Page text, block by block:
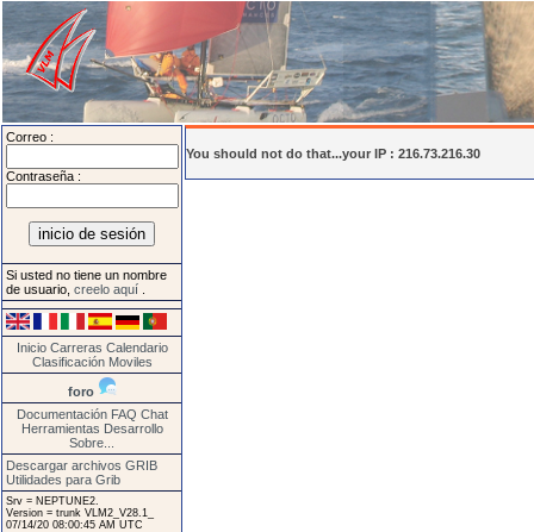
Correo :
Contraseña :
Si usted no tiene un nombre
de usuario, creelo aquí
Inicio Carreras Calendario
Clasificación Moviles
foro
Documentación FAQ Chat
Herramientas Desarrollo
Sobre...
Descargar archivos GRIB
Utilidades para Grib
Srv = NEPTUNE2.
Version = trunk VLM2_V28.1_
07/14/20 08:00:45 AM UTC
You should not do that...your IP : 216.73.216.30